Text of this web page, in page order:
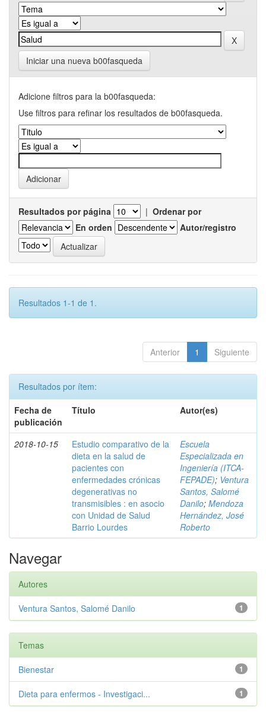
Iniciar una nueva b00fasqueda
Adicione filtros para la b00fasqueda:
Use filtros para refinar los resultados de b00fasqueda.
Resultados por página | Ordenar por
En orden
Autor/registro
Resultados 1-1 de 1.
Anterior 1 Siguiente
Resultados por ítem:
Fecha de
publicación
Título Autor(es)
2018-10-15
Estudio comparativo de la
dieta en la salud de
pacientes con
enfermedades crónicas
degenerativas no
transmisibles : en asocio
con Unidad de Salud
Barrio Lourdes
Escuela
Especializada en
Ingeniería (ITCA-
FEPADE); Ventura
Santos, Salomé
Danilo; Mendoza
Hernández, José
Roberto
Navegar
Autores
1
Ventura Santos, Salomé Danilo
Temas
1
Bienestar
1
Dieta para enfermos - Investigaci...